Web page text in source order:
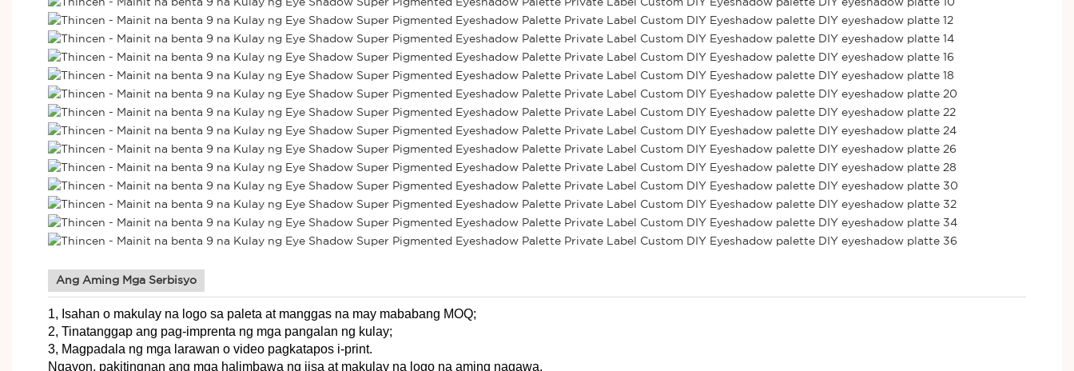
Ang Aming Mga Serbisyo
1, Isahan o makulay na logo sa paleta at manggas na may mababang MOQ;
2, Tinatanggap ang pag-imprenta ng mga pangalan ng kulay;
3, Magpadala ng mga larawan o video pagkatapos i-print.
Ngayon, pakitingnan ang mga halimbawa ng iisa at makulay na logo na aming nagawa.